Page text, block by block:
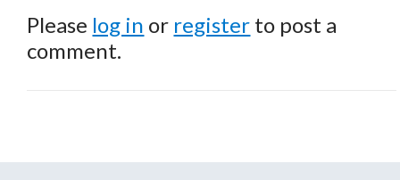
Please log in or register to post a
comment.